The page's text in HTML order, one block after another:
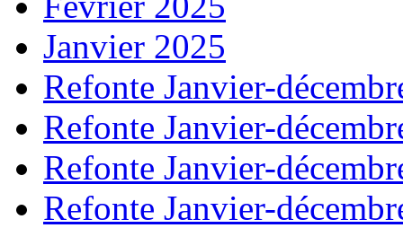
Janvier 2025
Refonte Janvier-
Refonte Janvier-
Refonte Janvier-
Refonte Janvier-